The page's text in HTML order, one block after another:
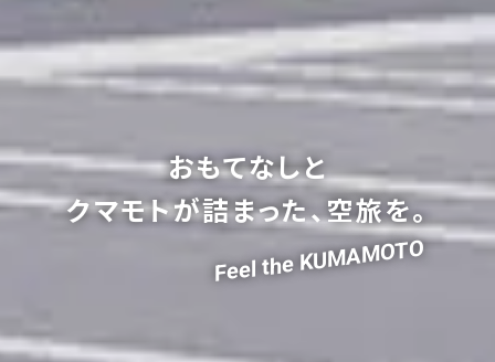
おもてなしと
クマモトが詰まった、空旅を。
Feel the KUMAMOTO